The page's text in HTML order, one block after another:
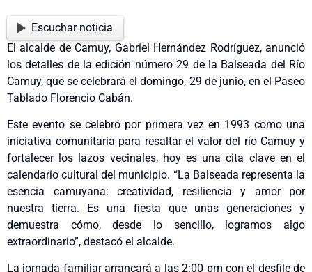
Escuchar noticia
El alcalde de Camuy, Gabriel Hernández Rodríguez, anunció
los detalles de la edición número 29 de la Balseada del Río
Camuy, que se celebrará el domingo, 29 de junio, en el Paseo
Tablado Florencio Cabán.
Este evento se celebró por primera vez en 1993 como una
iniciativa comunitaria para resaltar el valor del río Camuy y
fortalecer los lazos vecinales, hoy es una cita clave en el
calendario cultural del municipio. “La Balseada representa la
esencia camuyana: creatividad, resiliencia y amor por
nuestra tierra. Es una fiesta que unas generaciones y
demuestra cómo, desde lo sencillo, logramos algo
extraordinario”, destacó el alcalde.
La jornada familiar arrancará a las 2:00 pm con el desfile de